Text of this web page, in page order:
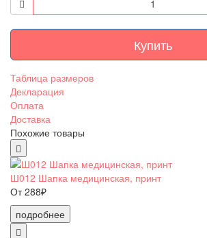
Купить
Таблица размеров
Декларация
Оплата
Доставка
Похожие товары
Ш012 Шапка медицинская, принт
От 288₽
подробнее